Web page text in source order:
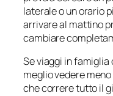
laterale o un orario
arrivare al mattino
cambiare
Se viaggi in
meglio vedere
che correre tutto il